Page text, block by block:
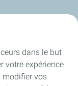
dans le but
votre expérience
modifier vos